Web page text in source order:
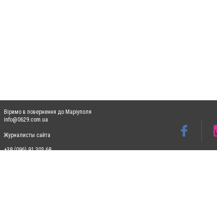
Віримо в повернення до Маріуполя
info@0629.com.ua
Журналисты сайта
+38 (096) 91 303 68